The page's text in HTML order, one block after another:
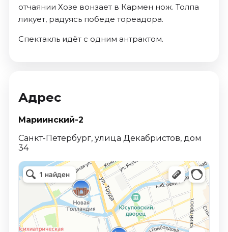
отчаянии Хозе вонзает в Кармен нож. Толпа
ликует, радуясь победе тореадора.
Спектакль идёт с одним антрактом.
Адрес
Мариинский-2
Санкт-Петербург, улица Декабристов, дом
34